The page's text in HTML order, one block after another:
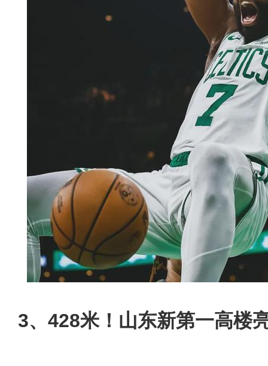
3、428米！山东新第一高楼